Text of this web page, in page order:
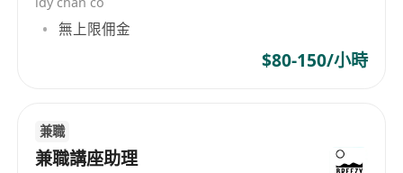
無上限佣金
$80-150/小時
兼職
兼職講座助理